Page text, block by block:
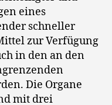
eines
schneller
zur Verfügung
in den an den
Die Organe
mit drei